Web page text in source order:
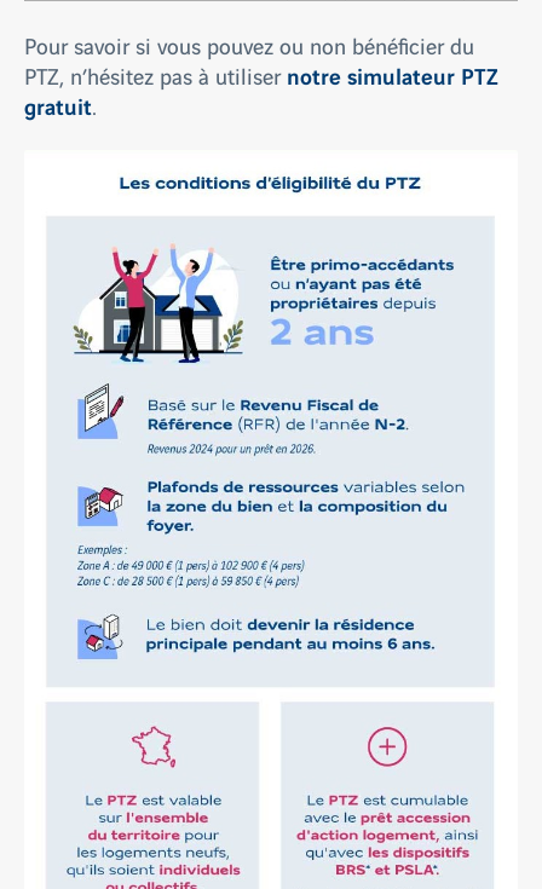
Pour savoir si vous pouvez ou non bénéficier du
PTZ, n’hésitez pas à utilisernotre simulateur PTZ
gratuit.